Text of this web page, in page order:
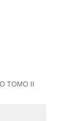
TOMO II